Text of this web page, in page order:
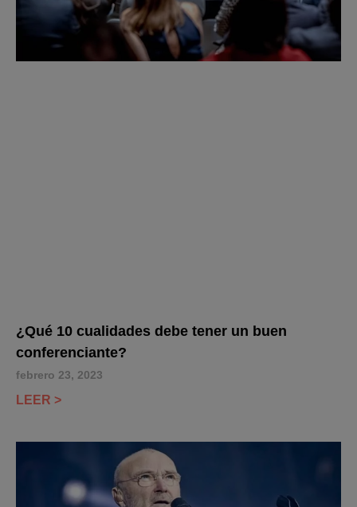
¿Qué 10 cualidades debe tener un buen
conferenciante?
febrero 23, 2023
LEER >